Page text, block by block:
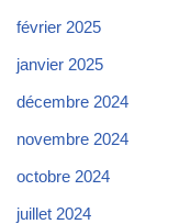
février 2025
janvier 2025
décembre 2024
novembre 2024
octobre 2024
juillet 2024